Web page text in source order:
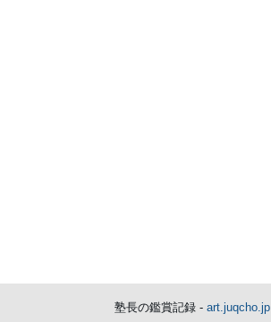
塾長の鑑賞記録 -art.juqcho.jp